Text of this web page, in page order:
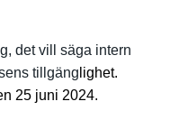
det vill säga intern
tillgäng lighet.
25 juni 2024.